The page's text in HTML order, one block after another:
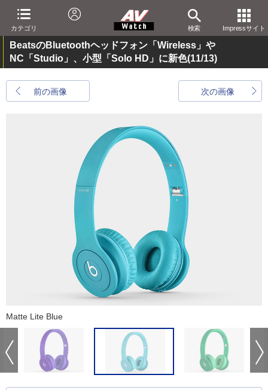
カテゴリ 検索 Impressサイト
BeatsのBluetoothヘッドフォン「Wireless」や
NC「Studio」、小型「Solo HD」に新色(11/13)
前の画像 次の画像
Matte Lite Blue